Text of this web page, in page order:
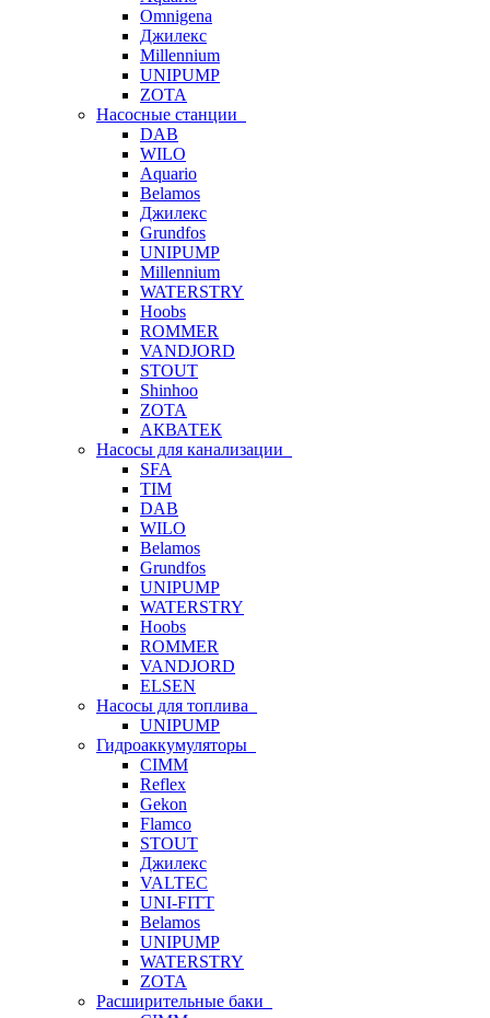
Omnigena
Джилекс
Millennium
UNIPUMP
ZOTA
Насосные станции
DAB
WILO
Aquario
Belamos
Джилекс
Grundfos
UNIPUMP
Millennium
WATERSTRY
Hoobs
ROMMER
VANDJORD
STOUT
Shinhoo
ZOTA
АКВАТЕК
Насосы для канализации
SFA
TIM
DAB
WILO
Belamos
Grundfos
UNIPUMP
WATERSTRY
Hoobs
ROMMER
VANDJORD
ELSEN
Насосы для топлива
UNIPUMP
Гидроаккумуляторы
CIMM
Reflex
Gekon
Flamco
STOUT
Джилекс
VALTEC
UNI-FITT
Belamos
UNIPUMP
WATERSTRY
ZOTA
Расширительные баки